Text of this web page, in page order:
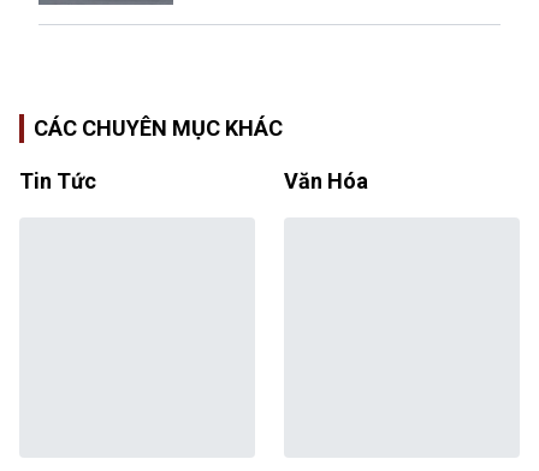
CÁC CHUYÊN MỤC KHÁC
Tin Tức Văn Hóa